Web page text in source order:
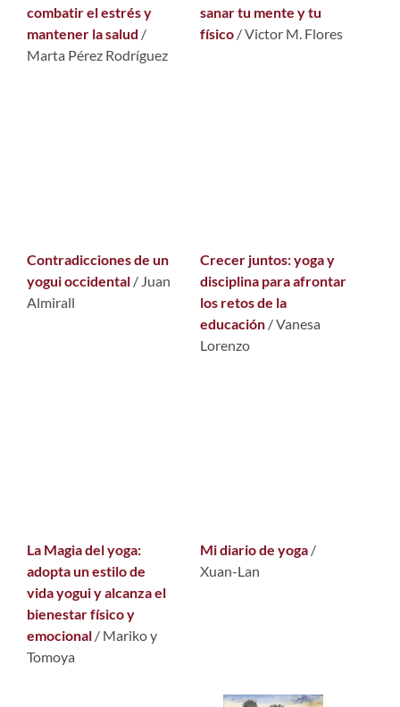
combatir el estrés y
mantener la salud /
Marta Pérez Rodríguez
sanar tu mente y tu
físico / Victor M. Flores
Contradicciones de un
yogui occidental / Juan
Almirall
Crecer juntos: yoga y
disciplina para afrontar
los retos de la
educación / Vanesa
Lorenzo
La Magia del yoga:
adopta un estilo de
vida yogui y alcanza el
bienestar físico y
emocional / Mariko y
Tomoya
Mi diario de yoga /
Xuan-Lan